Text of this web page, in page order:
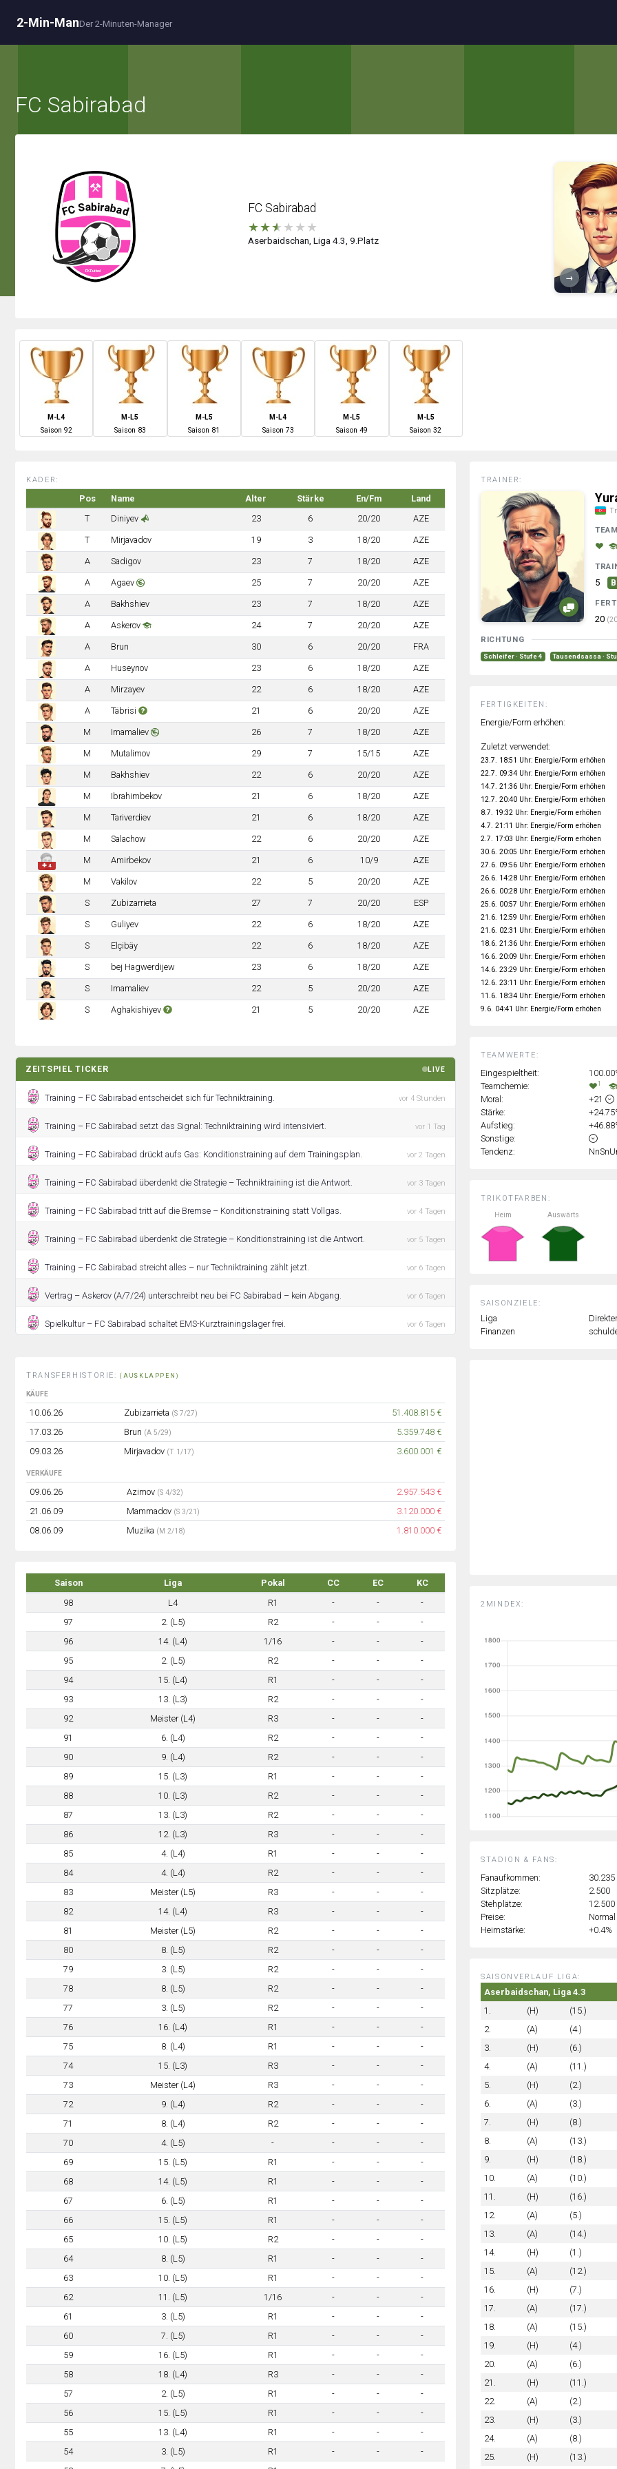
2-Min-ManDer 2-Minuten-Manager
FC Sabirabad
FC Sabirabad
★★★ ★ ★ ★
Aserbaidschan, Liga 4.3, 9.Platz
→
M-L4
Saison 92
M-L5
Saison 83
M-L5
Saison 81
M-L4
Saison 73
M-L5
Saison 49
M-L5
Saison32
KADER:
Pos Name Alter Stärke En/Fm
Land
T
Diniyev 23 6 20/20 AZE
T Mirjavadov 19 3 18/20 AZE
A Sadigov 23 7 18/20 AZE
A Agaev 25 7 20/20 AZE
A Bakhshiev 23 7 18/20 AZE
A Askerov 24 7 20/20 AZE
A Brun 30 6 20/20 FRA
A Huseynov 23 6 18/20 AZE
A Mirzayev 22 6 18/20 AZE
A Täbrisi 21 6 20/20 AZE
M Imamaliev 26 7 18/20 AZE
M Mutalimov 29 7 15/15 AZE
M Bakhshiev 22 6 20/20 AZE
M Ibrahimbekov 21 6 18/20 AZE
M Tariverdiev 21 6 18/20 AZE
M Salachow 22 6 20/20 AZE
✚ 4
M Amirbekov 21 6 10/9 AZE
M Vakilov 22 5 20/20 AZE
S Zubizarrieta 27 7 20/20 ESP
S Guliyev 22 6 18/20 AZE
S Elçibäy 22 6 18/20 AZE
S bej Hagwerdijew 23 6 18/20 AZE
S Imamaliev 22 5 20/20 AZE
S Aghakishiyev 21 5 20/20 AZE
ZEITSPIEL TICKER LIVE
Training – FC Sabirabad entscheidet sich für Techniktraining. vor 4 Stunden
Training – FC Sabirabad setzt das Signal: Techniktraining wird intensiviert. vor 1 Tag
Training – FC Sabirabad drückt aufs Gas: Konditionstraining auf dem Trainingsplan. vor 2 Tagen
Training – FC Sabirabad überdenkt die Strategie – Techniktraining ist die Antwort. vor 3 Tagen
Training – FC Sabirabad tritt auf die Bremse – Konditionstraining statt Vollgas. vor 4 Tagen
Training – FC Sabirabad überdenkt die Strategie – Konditionstraining ist die Antwort. vor 5 Tagen
Training – FC Sabirabad streicht alles – nur Techniktraining zählt jetzt. vor 6 Tagen
Vertrag – Askerov (A/7/24) unterschreibt neu bei FC Sabirabad – kein Abgang. vor 6 Tagen
Spielkultur – FC Sabirabad schaltet EMS-Kurztrainingslager frei. vor 6 Tagen
TRANSFERHISTORIE:(AUSKLAPPEN)
KÄUFE
10.06.26 Zubizarrieta (S 7/27)
51.408.815 €
17.03.26
Brun (A 5/29)
5.359.748 €
09.03.26
Mirjavadov (T 1/17) 3.600.001 €
VERKÄUFE
09.06.26 Azimov (S 4/32)
2.957.543 €
21.06.09
Mammadov (S 3/21)
3.120.000 €
08.06.09
Muzika (M 2/18) 1.810.000 €
Saison Liga Pokal CC EC
KC
98
L4 R1 - -
-
97
2. (L5) R2 - -
-
96
14. (L4) 1/16 - -
-
95
2. (L5) R2 - -
-
94
15. (L4) R1 - -
-
93
13. (L3) R2 - -
-
92
Meister (L4) R3 - -
-
91
6. (L4) R2 - -
-
90
9. (L4) R2 - -
-
89
15. (L3) R1 - -
-
88
10. (L3) R2 - -
-
87
13. (L3) R2 - -
-
86
12. (L3) R3 - -
-
85
4. (L4) R1 - -
-
84
4. (L4) R2 - -
-
83
Meister (L5) R3 - -
-
82
14. (L4) R3 - -
-
81
Meister (L5) R2 - -
-
80
8. (L5) R2 - -
-
79
3. (L5) R2 - -
-
78
8. (L5) R2 - -
-
77
3. (L5) R2 - -
-
76
16. (L4) R1 - -
-
75
8. (L4) R1 - -
-
74
15. (L3) R3 - -
-
73
Meister (L4) R3 - -
-
72
9. (L4) R2 - -
-
71
8. (L4) R2 - -
-
70
4. (L5) - - -
-
69
15. (L5) R1 - -
-
68
14. (L5) R1 - -
-
67
6. (L5) R1 - -
-
66
15. (L5) R1 - -
-
65
10. (L5) R2 - -
-
64
8. (L5) R1 - -
-
63
10. (L5) R1 - -
-
62
11. (L5) 1/16 - -
-
61
3. (L5) R1 - -
-
60
7. (L5) R1 - -
-
59
16. (L5) R1 - -
-
58
18. (L4) R3 - -
-
57
2. (L5) R1 - -
-
56
15. (L5) R1 - -
-
55
13. (L4) R1 - -
-
54
3. (L5) R1 - -
-
TRIKOTFARBEN:
Heim
Auswärts
SAISONZIELE:
Liga
Finanzen
2MINDEX:
TEAMWERTE:
Eingespieltheit:
Teamchemie:
1
Moral:
+21
Stärke:
Aufstieg:
Sonstige:
Tendenz:
TRAINER:
5
20
RICHTUNG
Schleifer · Stufe 4 Tausendsassa ·
FERTIGKEITEN:
Energie/Form erhöhen:
Zuletzt verwendet:
23.7. 18:51 Uhr: Energie/Form erhöhen
22.7. 09:34 Uhr: Energie/Form erhöhen
14.7. 21:36 Uhr: Energie/Form erhöhen
12.7. 20:40 Uhr: Energie/Form erhöhen
8.7. 19:32 Uhr: Energie/Form erhöhen
4.7. 21:11 Uhr: Energie/Form erhöhen
2.7. 17:03 Uhr: Energie/Form erhöhen
30.6. 20:05 Uhr: Energie/Form erhöhen
27.6. 09:56 Uhr: Energie/Form erhöhen
26.6. 14:28 Uhr: Energie/Form erhöhen
26.6. 00:28 Uhr: Energie/Form erhöhen
25.6. 00:57 Uhr: Energie/Form erhöhen
21.6. 12:59 Uhr: Energie/Form erhöhen
21.6. 02:31 Uhr: Energie/Form erhöhen
18.6. 21:36 Uhr: Energie/Form erhöhen
16.6. 20:09 Uhr: Energie/Form erhöhen
14.6. 23:29 Uhr: Energie/Form erhöhen
12.6. 23:11 Uhr: Energie/Form erhöhen
11.6. 18:34 Uhr: Energie/Form erhöhen
9.6. 04:41 Uhr: Energie/Form erhöhen
STADION & FANS:
Fanaufkommen:
30.235
Sitzplätze:
2.500
Stehplätze:
12.500
Preise:
Normal
Heimstärke:
+0.4%
SAISONVERLAUF LIGA:
Aserbaidschan, Liga 4.3
1.
(H) (15.)
2.
(A) (4.)
3.
(H) (6.)
4.
(A) (11.)
5.
(H) (2.)
6.
(A) (3.)
7.
(H) (8.)
8.
(A) (13.)
9.
(H) (18.)
10.
(A) (10.)
11.
(H) (16.)
12.
(A) (5.)
13.
(A) (14.)
14.
(H) (1.)
15.
(A) (12.)
16.
(H) (7.)
17.
(A) (17.)
18.
(A) (15.)
19.
(H) (4.)
20.
(A) (6.)
21.
(H) (11.)
22.
(A) (2.)
23.
(H) (3.)
24.
(A) (8.)
25.
(H) (13.)